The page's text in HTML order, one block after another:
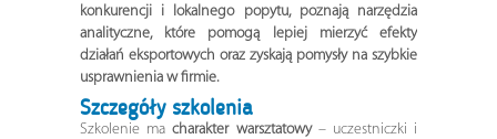
konkurencji i lokalnego popytu, poznają narzędzia
analityczne, które pomogą lepiej mierzyć efekty
działań eksportowych oraz zyskają pomysły na szybkie
usprawnienia w firmie.
Szczegóły szkolenia
Szkolenie macharakter warsztatowy– uczestniczki i